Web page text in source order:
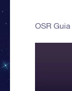
OSR Guia